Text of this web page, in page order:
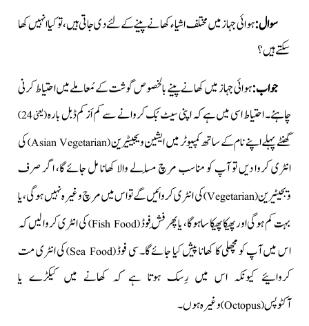
سوال:ہوائی جہاز میں مختلف اشیاء کھانے پینے کے لئے دی جاتی ہیں، تو کیا انہیں کھا
سکتے ہیں؟
جواب:ہوائی جہاز میں کھانے پینے بالخصوص گوشت کے مُعاملے میں احتیاط کرنی
چاہئے۔ احتیاط اسی میں ہے کہ اپنی سیٹ بُک کروانے سے کم اَز کم ڈبل بارہ(یعنی 24)
گھنٹے پہلے اپنے نام کے ساتھ کمپیوٹر میں ایشین ویجیٹرین(
Asian Vegetarian
)کی
انٹری کروا دیں تو آپ کو مناسب مرچ مَسالے والا کھانا مل جائے گا، اگر صرف
ویجیٹیرین(
Vegetarian
)کی انٹری کروائیں گے تو اس میں مرچ وغیرہ نہیں ہو گی، یا
بہت کم ہوگی اور پھیکا پھیکا سا ہوگا، یا پھر فِش فوڈ(
Fish Food
)کی انٹری کروا لیں کہ
اس میں آپ کو مچھلی کا کھانا پیش کیا جائے گا۔ سی فوڈ(Sea Food)کی انٹری مت
کروائیے کیونکہ اس میں رِسک ہوتا ہے کہ کھانے میں کیکڑے یا
آکٹوپس(
Octopus
)وغیرہ ہوں۔